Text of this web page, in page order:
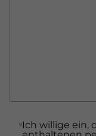
Ich willige ein,